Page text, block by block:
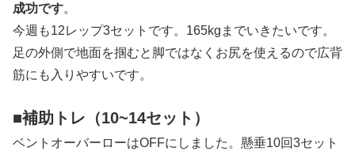
成功です。
今週も12レップ3セットです。165kgまでいきたいです。
足の外側で地面を掴むと脚ではなくお尻を使えるので広背
筋にも入りやすいです。
■補助トレ（10~14セット）
ベントオーバーローはOFFにしました。懸垂10回3セット